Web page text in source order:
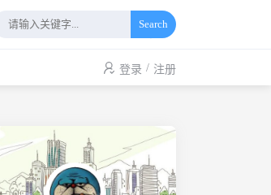
Search
登录 / 注册